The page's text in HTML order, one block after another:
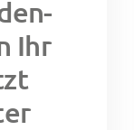
Ihr